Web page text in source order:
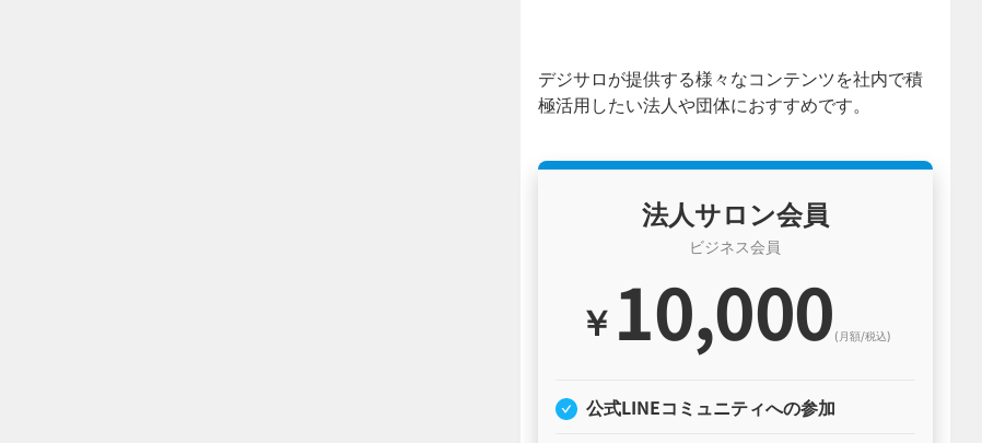
デジサロが提供する様々なコンテンツを社内で積
極活用したい法人や団体におすすめです。
法人サロン会員
ビジネス会員
￥ 10,000 (月額/税込)
公式LINEコミュニティへの参加